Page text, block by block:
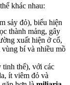
khác nhau:
sảy đỏ), biểu hiện
thành mảng, gây
xuất hiện ở cổ,
bí và nhiều mồ
tinh thể), với các
ít viêm đỏ và